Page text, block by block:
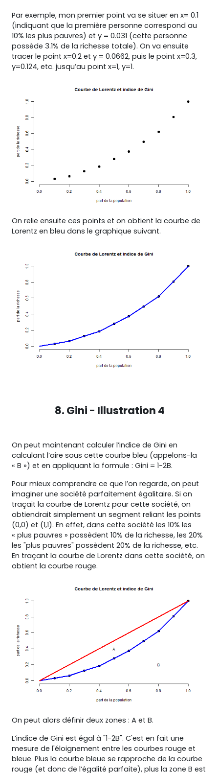
Par exemple, mon premier point va se situer en x= 0.1
(indiquant que la première personne correspond au
10% les plus pauvres) et y = 0.031 (cette personne
possède 3.1% de la richesse totale). On va ensuite
tracer le point x=0.2 et y = 0.0662, puis le point x=0.3,
y=0.124, etc. jusqu’au point x=1, y=1.
On relie ensuite ces points et on obtient la courbe de
Lorentz en bleu dans le graphique suivant.
8. Gini - Illustration 4
On peut maintenant calculer l’indice de Gini en
calculant l’aire sous cette courbe bleu (appelons-la
« B ») et en appliquant la formule : Gini = 1-2B.
Pour mieux comprendre ce que l’on regarde, on peut
imaginer une société parfaitement égalitaire. Si on
traçait la courbe de Lorentz pour cette société, on
obtiendrait simplement un segment reliant les points
(0,0) et (1,1). En effet, dans cette société les 10% les
« plus pauvres » possèdent 10% de la richesse, les 20%
les "plus pauvres" possèdent 20% de la richesse, etc.
En traçant la courbe de Lorentz dans cette société, on
obtient la courbe rouge.
On peut alors définir deux zones : A et B.
L’indice de Gini est égal à "1-2B". C'est en fait une
mesure de l'éloignement entre les courbes rouge et
bleue. Plus la courbe bleue se rapproche de la courbe
rouge (et donc de l’égalité parfaite), plus la zone B est